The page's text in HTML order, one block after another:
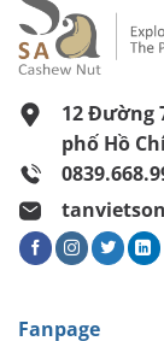
12 Đường
phố Hồ
Fanpage